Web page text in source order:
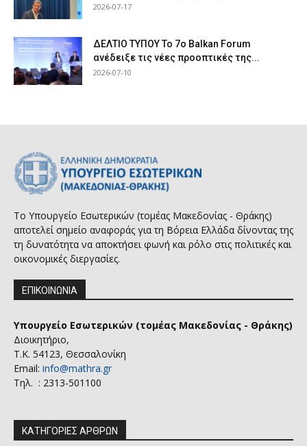
2026-07-17
ΔΕΛΤΙΟ ΤΥΠΟΥ Το 7ο Balkan Forum
ανέδειξε τις νέες προοπτικές της...
2026-07-10
Το Υπουργείο Εσωτερικών (τομέας Μακεδονίας - Θράκης)
αποτελεί σημείο αναφοράς για τη Βόρεια Ελλάδα δίνοντας της
τη δυνατότητα να αποκτήσει φωνή και ρόλο στις πολιτικές και
οικονομικές διεργασίες.
ΕΠΙΚΟΙΝΩΝΙΑ
Υπουργείο Εσωτερικών (τομέας Μακεδονίας - Θράκης)
Διοικητήριο,
Τ.Κ. 54123, Θεσσαλονίκη
Email: info@mathra.gr
Τηλ. : 2313-501100
ΚΑΤΗΓΟΡΙΕΣ ΑΡΘΡΩΝ